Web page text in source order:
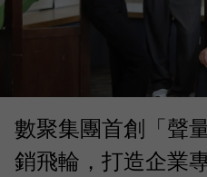
數聚集團首創「聲
銷飛輪，打造企業